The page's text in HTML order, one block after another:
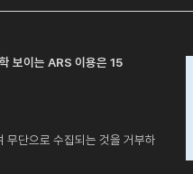
이는 ARS 이용은 15
무단으로 수집되는 것을 거부하